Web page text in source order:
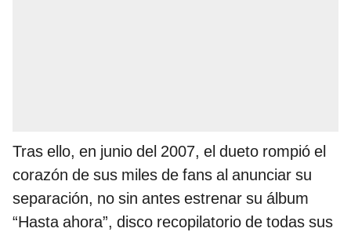
Tras ello, en junio del 2007, el dueto rompió el
corazón de sus miles de fans al anunciar su
separación, no sin antes estrenar su álbum
“Hasta ahora”, disco recopilatorio de todas sus